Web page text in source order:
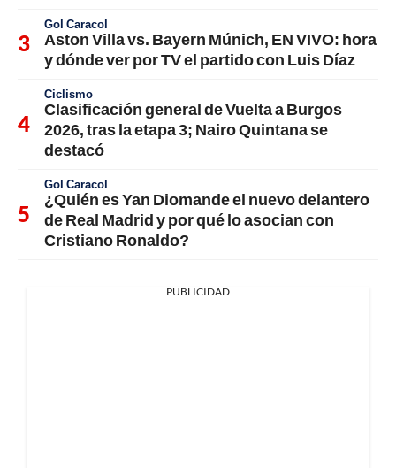
Gol Caracol
Aston Villa vs. Bayern Múnich, EN VIVO: hora
y dónde ver por TV el partido con Luis Díaz
Ciclismo
Clasificación general de Vuelta a Burgos
2026, tras la etapa 3; Nairo Quintana se
destacó
Gol Caracol
¿Quién es Yan Diomande el nuevo delantero
de Real Madrid y por qué lo asocian con
Cristiano Ronaldo?
PUBLICIDAD